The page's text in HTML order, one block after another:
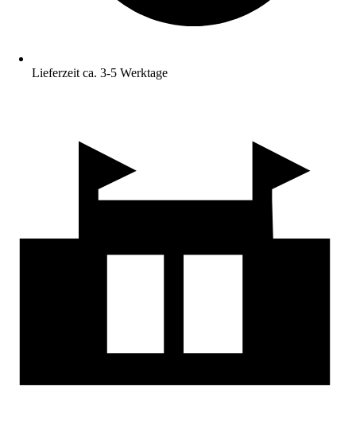
Lieferzeit ca. 3-5 Werktage